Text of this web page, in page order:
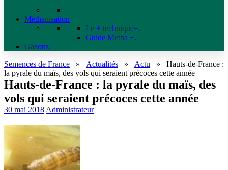
Méthanisation
Le + technique+.
Guide Metha +.
Gazons
Semences de France » Actualités » Actu » Hauts-de-France :
la pyrale du maïs, des vols qui seraient précoces cette année
Hauts-de-France : la pyrale du maïs, des
vols qui seraient précoces cette année
30 mai 2018 Administrateur